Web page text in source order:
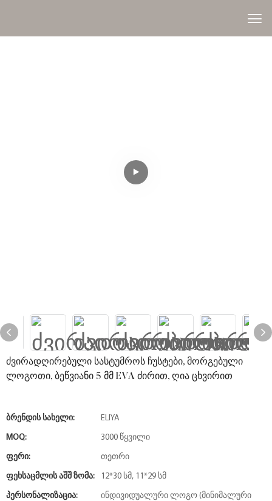
ძვირადღირებული სასტუმროს ჩუსტები, მორგებული
ლოგოთი, ბეწვიანი 5 მმ EVA ძირით, ღია ცხვირით
Ბრენდის Სახელი: ELIYA
MOQ: 3000 წყვილი
Ფერი: თეთრი
Ფეხსაცმლის Აშშ Ზომა: 12*30 სმ, 11*29 სმ
Პერსონალიზაცია:
ინდივიდუალური ლოგო (მინიმალური